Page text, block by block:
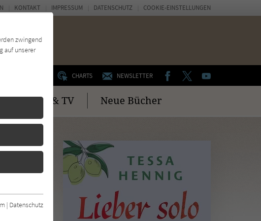
CHARTS NEWSLETTER FACEBOOKTWITTERYOUTUBE
Kino & TV Neue Bücher
KONTAKT IMPRESSUM DATENSCHUTZ COOKIE-EINSTELLUNGEN
zwingend
auf unserer
| Datenschutz